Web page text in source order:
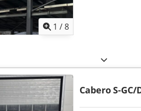
1 /8
CaberoS-GC/